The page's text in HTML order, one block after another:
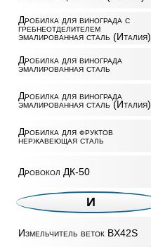
Дробилка для винограда с
гребнеотделителем
эмалированная сталь (Италия)
Дробилка для винограда
эмалированная сталь
Дробилка для винограда
эмалированная сталь (Италия)
Дробилка для фруктов
нержавеющая сталь
Дровокол ДК-50
И
Измельчитель веток BX42S